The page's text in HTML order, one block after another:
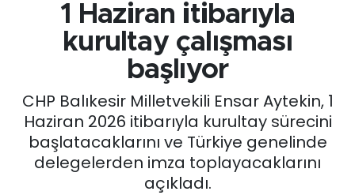
1 Haziran itibarıyla
kurultay çalışması
başlıyor
CHP Balıkesir Milletvekili Ensar Aytekin, 1
Haziran 2026 itibarıyla kurultay sürecini
başlatacaklarını ve Türkiye genelinde
delegelerden imza toplayacaklarını
açıkladı.
EGE
EKONOMİ
English News
Süper Lig Puan Durumu ve Fikstür
Tüm Manşetler
Son Dakika Haberleri
Haber Arşivi